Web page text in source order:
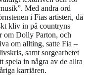
Med andra ord
i Fias artisteri, då
kliv in på countryns
om Dolly Parton, och
om allting, satte Fia –
samt sorgearbetet
spela in några av de allra
karriären.